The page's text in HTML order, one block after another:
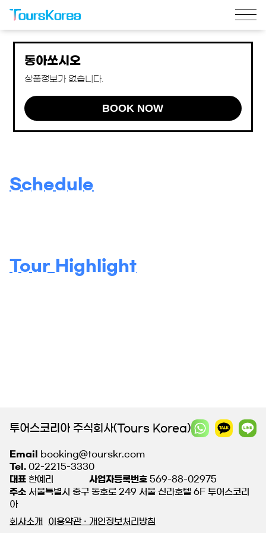
동아쏘시오
상품정보가 없습니다.
BOOK NOW
Schedule
Tour Highlight
투어스코리아 주식회사(Tours Korea)
Email
booking@tourskr.com
Tel. 02-2215-3330
대표 한예리 사업자등록번호 569-88-02975
주소 서울특별시 중구 동호로 249 서울 신라호텔 6F 투어스코리
아
회사소개
이용약관 · 개인정보처리방침